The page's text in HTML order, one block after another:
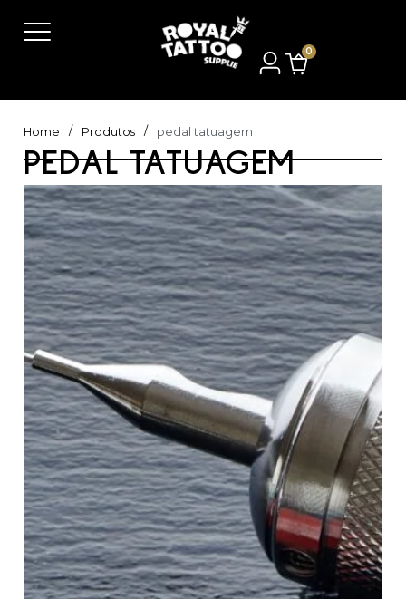
0
Home / Produtos / pedal tatuagem
PEDAL TATUAGEM